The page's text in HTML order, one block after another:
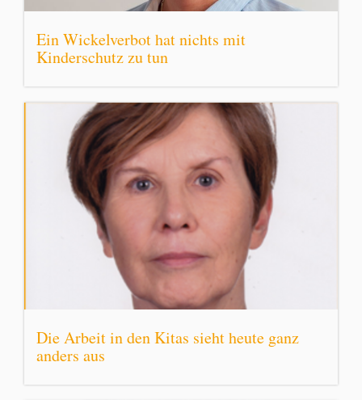
Ein Wickelverbot hat nichts mit
Kinderschutz zu tun
Die Arbeit in den Kitas sieht heute ganz
anders aus